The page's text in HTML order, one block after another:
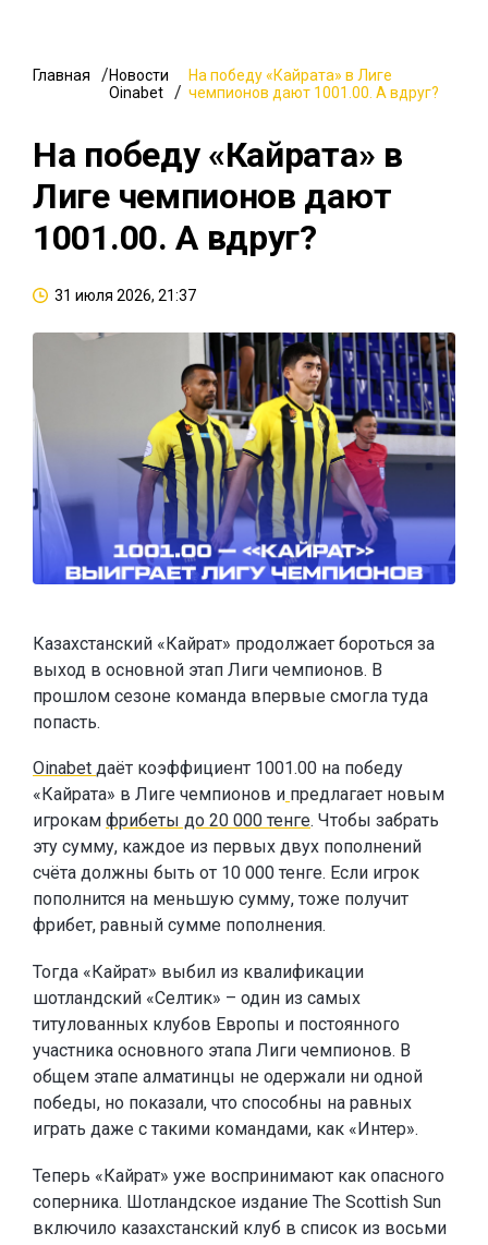
Главная
Новости
Oinabet
На победу «Кайрата» в Лиге
чемпионов дают 1001.00. А вдруг?
На победу «Кайрата» в
Лиге чемпионов дают
1001.00. А вдруг?
31 июля 2026, 21:37
Казахстанский «Кайрат» продолжает бороться за
выход в основной этап Лиги чемпионов. В
прошлом сезоне команда впервые смогла туда
попасть.
Oinabet даёт коэффициент 1001.00 на победу
«Кайрата» в Лиге чемпионов и предлагает новым
игрокам фрибеты до 20 000 тенге. Чтобы забрать
эту сумму, каждое из первых двух пополнений
счёта должны быть от 10 000 тенге. Если игрок
пополнится на меньшую сумму, тоже получит
фрибет, равный сумме пополнения.
Тогда «Кайрат» выбил из квалификации
шотландский «Селтик» – один из самых
титулованных клубов Европы и постоянного
участника основного этапа Лиги чемпионов. В
общем этапе алматинцы не одержали ни одной
победы, но показали, что способны на равных
играть даже с такими командами, как «Интер».
Теперь «Кайрат» уже воспринимают как опасного
соперника. Шотландское издание The Scottish Sun
включило казахстанский клуб в список из восьми